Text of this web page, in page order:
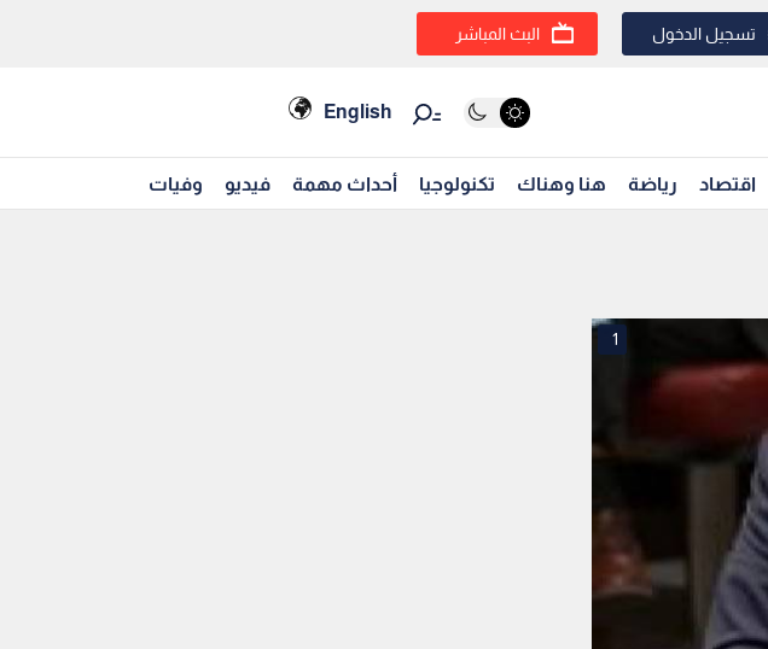
تسجيل الدخول البث المباشر
English
اقتصاد رياضة هنا وهناك تكنولوجيا أحداث مهمة فيديو وفيات
1